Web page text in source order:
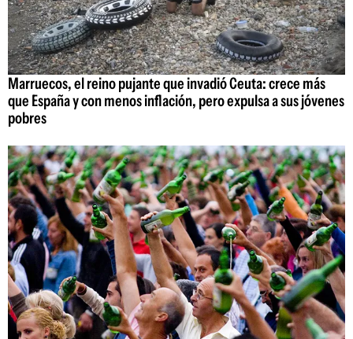
Marruecos, el reino pujante que invadió Ceuta: crece más
que España y con menos inflación, pero expulsa a sus jóvenes
pobres